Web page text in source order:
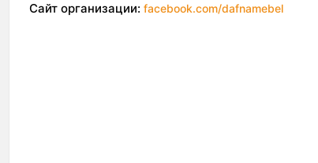
Сайт организации: facebook.com/dafnamebel